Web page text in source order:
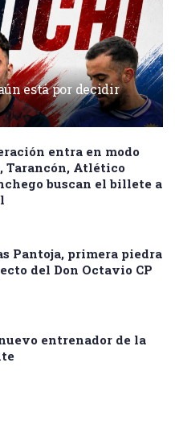
está por decidir
entra en modo
Tarancón, Atlético
buscan el billete a
Pantoja, primera piedra
del Don Octavio CP
entrenador de la